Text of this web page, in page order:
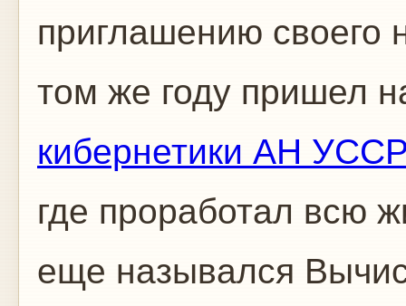
приглашению своего
том же году пришел
кибернетики АН
где проработал всю
еще назывался